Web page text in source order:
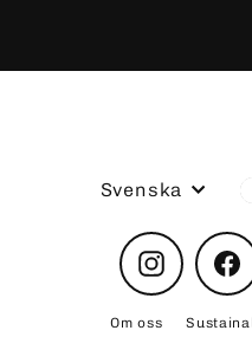
Language
Svenska
Instagram
Om oss